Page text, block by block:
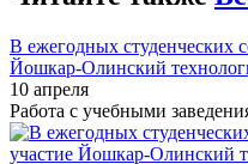
В ежегодных студенческих
Йошкар-Олинский
10 апреля
Работа с учебными